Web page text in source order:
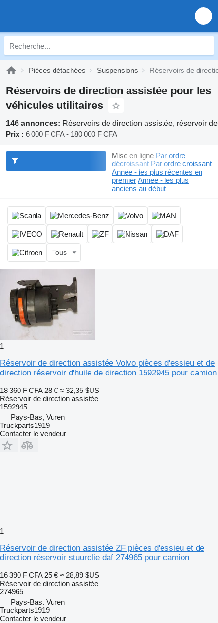
Pièces détachées Suspensions Réservoirs de
Réservoirs de direction assistée pour les
véhicules utilitaires
146 annonces: Réservoirs de direction assistée, réservoir
Prix : 6 000 F CFA - 180 000 F CFA
Mise en ligne Par ordre
décroissant Par ordre croissant
Année - les plus récentes en
premierAnnée - les plus
anciens au début
Tous
1
Réservoir de direction assistée Volvo pièces d'essieu et de
direction réservoir d'huile de direction 1592945 pour camion
18 360 F CFA 28 € ≈ 32,35 $US
Réservoir de direction assistée
1592945
Pays-Bas, Vuren
Truckparts1919
Contacter le vendeur
1
Réservoir de direction assistée ZF pièces d'essieu et de
direction réservoir stuurolie daf 274965 pour camion
16 390 F CFA 25 € ≈ 28,89 $US
Réservoir de direction assistée
274965
Pays-Bas, Vuren
Truckparts1919
Contacter le vendeur